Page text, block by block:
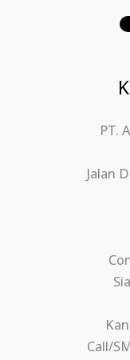
PT.
Jalan
Call/